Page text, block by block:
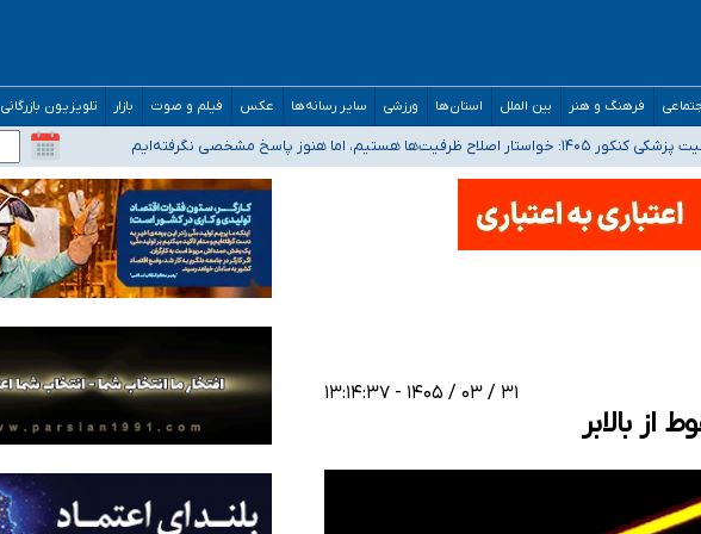
فرهنگ و هنر بین الملل استان‌ها ورزشی سایر رسانه‌ها عکس فیلم و صوت بازار تلویزیون بازرگانی
اما هنوز پاسخ مشخصی نگرفته‌ایم
عملیات و دکترای تخصصی جغرافیای نظامی دافوس آجا
و کرمان بالاتر از آستانه هشدار
۳۱ / ۰۳ / ۱۴۰۵ - ۱۳:۱۴:۳۷
از بالابر